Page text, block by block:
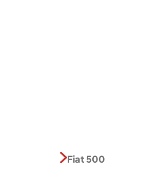
Fiat 500